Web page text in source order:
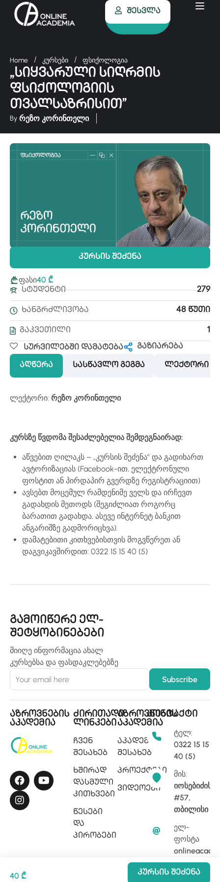
Შესვლა
Home კურსები ფსიქოლოგია
„სიყვარული სიღრმის
ფსიქოლოგიის
თვალსაზრისით”
By რეზო კორინთელი
აღწერა სასწავლო გეგმა ლექტორი
ლექტორი: რეზო კორინთელი
კურსზე წვდომა შესაძლებელია შემდეგნაირად:
აწვებით ღილაკს – „კურსის შეძენა” და გადიხართ
ავტორიზაციას (Facebook-ით, ელექტრონული
ფოსტით ან პირდაპირ გვერდზე რეგისტრაციით)
ავსებთ მოცემულ რამდენიმე ველს და ირჩევთ
გადახდის მეთოდს (შეგიძლიათ როგორც
ბარათით გადახდა, ასევე ინტერნეტ ბანკით
ანგარიშზე გადმორიცხვა).
დამატებითი კითხვებისთვის მოგვწერეთ ან
დაგვიკავშირდით: 0322 15 15 40 (5)
Კურსის Შეძენა
ფასი40 ₾
279
Სტუდენტი
Ხანგრძლივობა 48 Წუთი
1
Გაკვეთილი
Სურვილებში Დამატება გაზიარება
40 ₾ Კურსის Შეძენა
გამოიწერე ელ-
შეტყობინებები
მიიღე ინფორმაცია ახალ
კურსებსა და ფასდაკლებებზე
აზროვნების
აკადემია
ძირითადი
ლინკები
ჩვენ
შესახებ
ხშირად
დასმული
კითხვები
წესები
და
პირობები
აზროვნების
აკადემია
აკადემიის
შესახებ
პროექტები
ვიდეოები
კონტაქტი
ტელ:
0322 15 15
40 (5)
მის:
იოსებიძის
#57,
თბილისი
ელ-
ფოსტა